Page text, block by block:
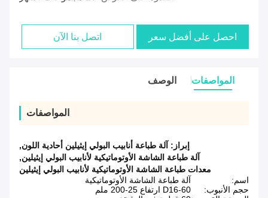
احصل على أفضل سعر اتصل بنا الآن
المواصفات الوصف
المواصفات
إبراز: آلة طباعة أنابيب البولي إيثيلين أحادية اللون,
آلة طباعة الشاشة الأوتوماتيكية لأنابيب البولي إيثيلين,
معدات طباعة الشاشة الأوتوماتيكية لأنابيب البولي إيثيلين
اسم:
آلة طباعة الشاشة الأوتوماتيكية
حجم الأنبوب:
D16-60 ارتفاع 25-200 ملم